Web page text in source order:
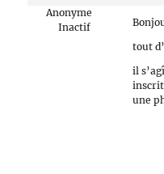
Anonyme
Inactif
tout
il
une